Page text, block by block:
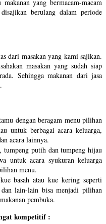
yang bermacam-macam
berulang dalam periode
dari masakan yang kami sajikan.
masakan yang sudah siap
Sehingga makanan dari jasa
dengan beragam menu pilihan
untuk berbagai acara keluarga,
acara lainnya.
tumpeng putih dan tumpeng hijau
untuk acara syukuran keluarga
menu.
basah atau kue kering seperti
lain-lain bisa menjadi pilihan
pembuka.
kompetitif :